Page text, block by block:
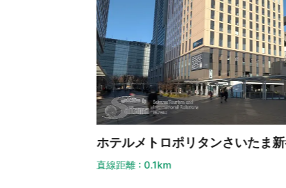
ホテルメトロポリタンさいたま新都心